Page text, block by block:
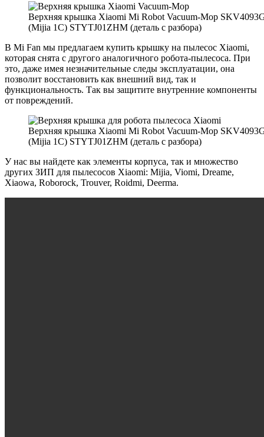
Верхняя крышка Xiaomi Mi Robot Vacuum-Mop
(Mijia 1C) STYTJ01ZHM (деталь с разбора)
В Mi Fan мы предлагаем купить крышку на пылесос Xiaomi,
которая снята с другого аналогичного робота-пылесоса. При
это, даже имея незначительные следы эксплуатации, она
позволит восстановить как внешний вид, так и
функциональность. Так вы защитите внутренние компоненты
от повреждений.
Верхняя крышка Xiaomi Mi Robot Vacuum-Mop
(Mijia 1C) STYTJ01ZHM (деталь с разбора)
У нас вы найдете как элементы корпуса, так и множество
других ЗИП для пылесосов Xiaomi: Mijia, Viomi, Dreame,
Xiaowa, Roborock, Trouver, Roidmi, Deerma.